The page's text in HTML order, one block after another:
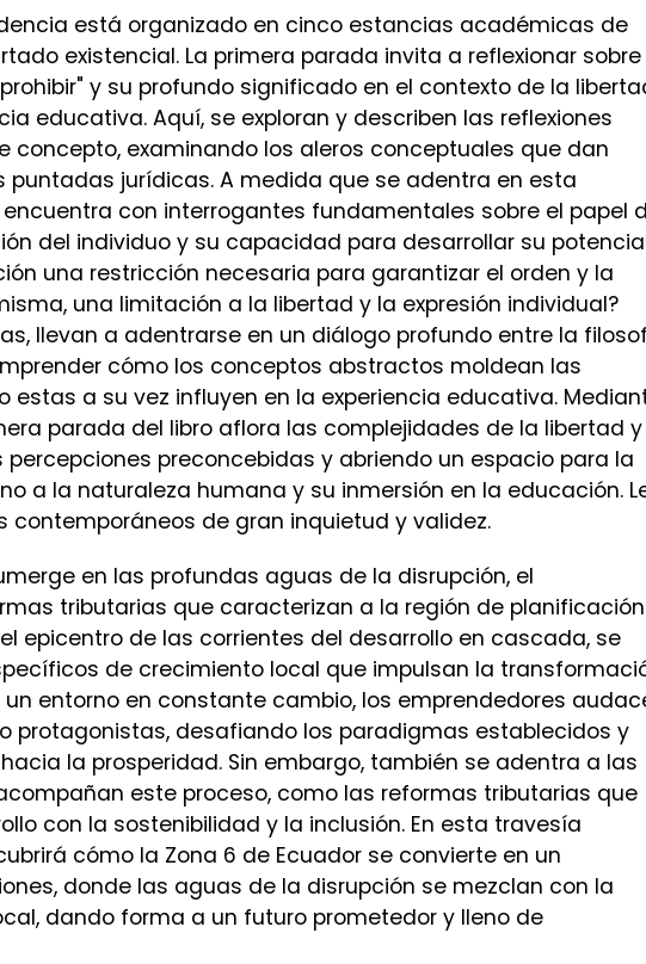
está organizado en cinco estancias académicas de
existencial. La primera parada invita a reflexionar sobre
y su profundo significado en el contexto de la
educativa. Aquí, se exploran y describen las reflexiones
concepto, examinando los aleros conceptuales que dan
puntadas jurídicas. A medida que se adentra en esta
con interrogantes fundamentales sobre el papel
del individuo y su capacidad para desarrollar su
una restricción necesaria para garantizar el orden y la
una limitación a la libertad y la expresión individual?
llevan a adentrarse en un diálogo profundo entre la
cómo los conceptos abstractos moldean las
estas a su vez influyen en la experiencia educativa.
parada del libro aflora las complejidades de la libertad
preconcebidas y abriendo un espacio para la
a la naturaleza humana y su inmersión en la educación.
contemporáneos de gran inquietud y validez.
en las profundas aguas de la disrupción, el
tributarias que caracterizan a la región de planificación
epicentro de las corrientes del desarrollo en cascada, se
de crecimiento local que impulsan la
un entorno en constante cambio, los emprendedores
protagonistas, desafiando los paradigmas establecidos y
la prosperidad. Sin embargo, también se adentra a las
este proceso, como las reformas tributarias que
con la sostenibilidad y la inclusión. En esta travesía
cómo la Zona 6 de Ecuador se convierte en un
donde las aguas de la disrupción se mezclan con la
dando forma a un futuro prometedor y lleno de